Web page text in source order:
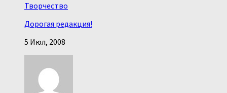
Творчество
Дорогая редакция!
5 Июл, 2008